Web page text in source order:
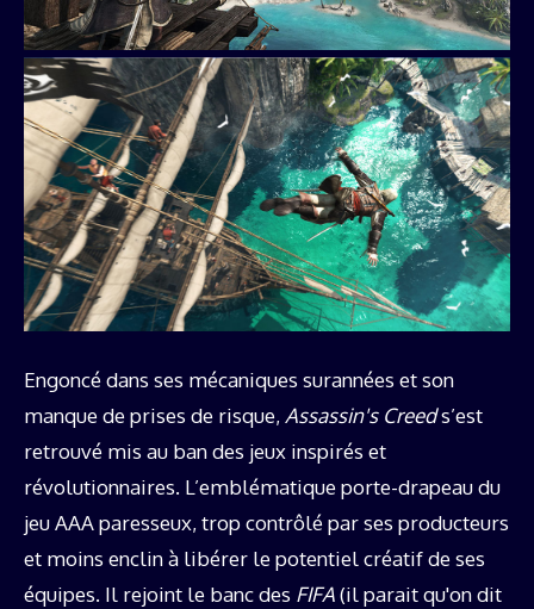
Engoncé dans ses mécaniques surannées et son
manque de prises de risque, Assassin's Creeds’est
retrouvé mis au ban des jeux inspirés et
révolutionnaires. L’emblématique porte-drapeau du
jeu AAA paresseux, trop contrôlé par ses producteurs
et moins enclin à libérer le potentiel créatif de ses
équipes. Il rejoint le banc des FIFA(il parait qu'on dit